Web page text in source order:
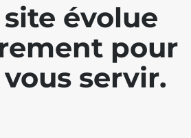
évolue
pour
servir.